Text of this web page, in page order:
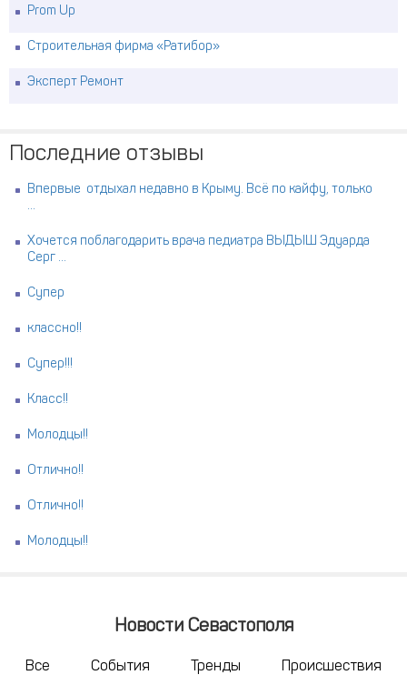
Prom Up
Строительная фирма «Ратибор»
Эксперт Ремонт
Последние отзывы
Впервые отдыхал недавно в Крыму. Всё по кайфу, только
...
Хочется поблагодарить врача педиатра ВЫДЫШ Эдуарда
Серг ...
Супер
классно!!
Супер!!!
Класс!!
Молодцы!!
Отлично!!
Отлично!!
Молодцы!!
Новости Севастополя
Все События Тренды
Происшествия